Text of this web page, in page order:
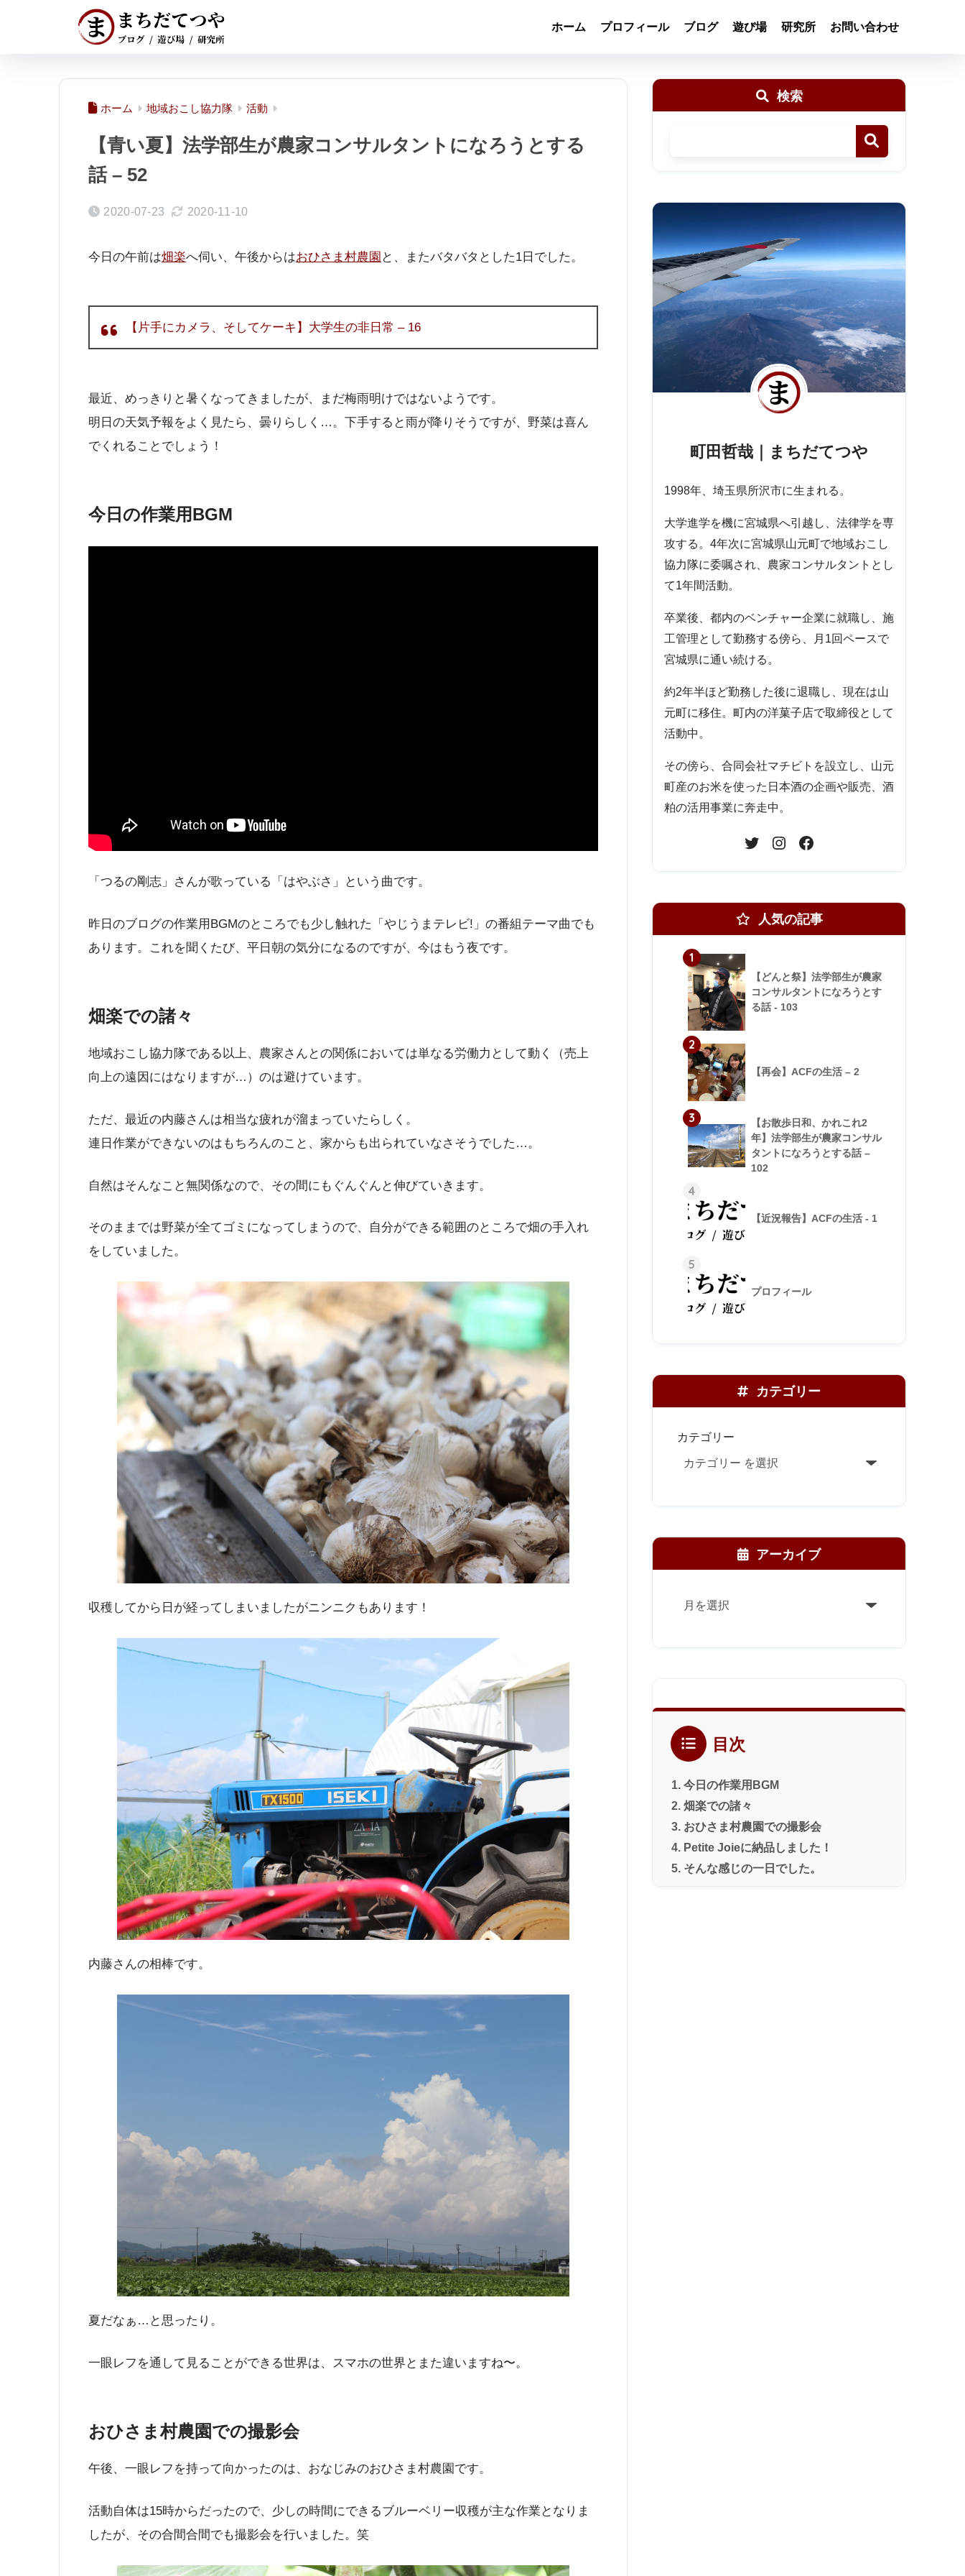
ホーム プロフィール ブログ 遊び場 研究所 お問い合わせ
ホーム 地域おこし協力隊 活動
【青い夏】法学部生が農家コンサルタントになろうとする
話 – 52
2020-07-23 2020-11-10
今日の午前は畑楽へ伺い、午後からはおひさま村農園 と、またバタバタとした1日でした。
【片手にカメラ、そしてケーキ】大学生の非日常 – 16
最近、めっきりと暑くなってきましたが、まだ梅雨明けではないようです。
明日の天気予報をよく見たら、曇りらしく…。下手すると雨が降りそうですが、野菜は喜ん
でくれることでしょう！
今日の作業用BGM
「つるの剛志」さんが歌っている「はやぶさ」という曲です。
昨日のブログの作業用BGMのところでも少し触れた「やじうまテレビ!」の番組テーマ曲でも
あります。これを聞くたび、平日朝の気分になるのですが、今はもう夜です。
畑楽での諸々
地域おこし協力隊である以上、農家さんとの関係においては単なる労働力として動く（売上
向上の遠因にはなりますが…）のは避けています。
ただ、最近の内藤さんは相当な疲れが溜まっていたらしく。
連日作業ができないのはもちろんのこと、家からも出られていなさそうでした…。
自然はそんなこと無関係なので、その間にもぐんぐんと伸びていきます。
そのままでは野菜が全てゴミになってしまうので、自分ができる範囲のところで畑の手入れ
をしていました。
収穫してから日が経ってしまいましたがニンニクもあります！
内藤さんの相棒です。
夏だなぁ…と思ったり。
一眼レフを通して見ることができる世界は、スマホの世界とまた違いますね〜。
おひさま村農園での撮影会
午後、一眼レフを持って向かったのは、おなじみのおひさま村農園です。
活動自体は15時からだったので、少しの時間にできるブルーベリー収穫が主な作業となりま
したが、その合間合間でも撮影会を行いました。笑
検索
町田哲哉｜まちだてつや
1998年、埼玉県所沢市に生まれる。
大学進学を機に宮城県へ引越し、法律学を専
攻する。4年次に宮城県山元町で地域おこし
協力隊に委嘱され、農家コンサルタントとし
て1年間活動。
卒業後、都内のベンチャー企業に就職し、施
工管理として勤務する傍ら、月1回ペースで
宮城県に通い続ける。
約2年半ほど勤務した後に退職し、現在は山
元町に移住。町内の洋菓子店で取締役として
活動中。
その傍ら、合同会社マチビトを設立し、山元
町産のお米を使った日本酒の企画や販売、酒
粕の活用事業に奔走中。
人気の記事
1
【どんと祭】法学部生が農家
コンサルタントになろうとす
る話 - 103
2
【再会】ACFの生活 – 2
3
【お散歩日和、かれこれ2
年】法学部生が農家コンサル
タントになろうとする話 –
102
4
【近況報告】ACFの生活 - 1
5
プロフィール
カテゴリー
カテゴリー
アーカイブ
ア
目次
今日の作業用BGM
畑楽での諸々
おひさま村農園での撮影会
Petite Joieに納品しました！
そんな感じの一日でした。